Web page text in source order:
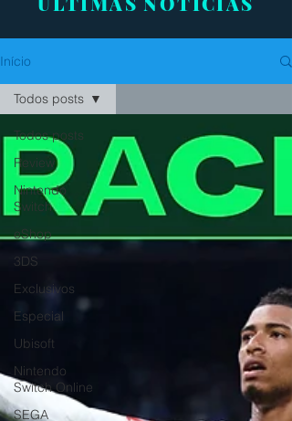
Início
Todos posts
Review
Nintendo
Switch
eShop
3DS
Exclusivos
Especial
Ubisoft
Nintendo
Switch Online
SEGA
Todos posts